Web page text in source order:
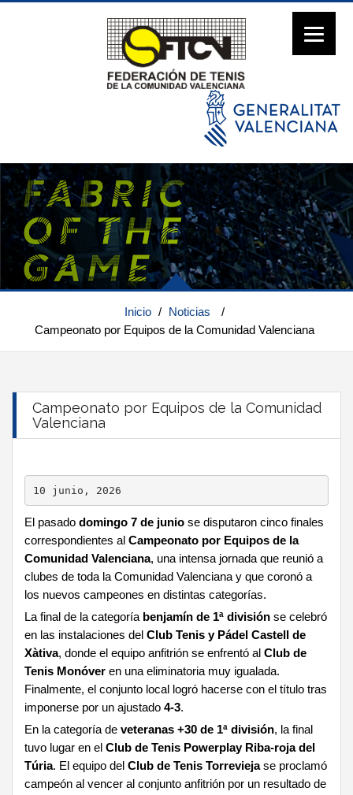
Inicio / Noticias
/
Campeonato por Equipos de la Comunidad Valenciana
Campeonato por Equipos de la Comunidad
Valenciana
10 junio, 2026
El pasado domingo 7 de junio se disputaron cinco finales
correspondientes al Campeonato por Equipos de la
Comunidad Valenciana, una intensa jornada que reunió a
clubes de toda la Comunidad Valenciana y que coronó a
los nuevos campeones en distintas categorías.
La final de la categoría benjamín de 1ª división se celebró
en las instalaciones del Club Tenis y Pádel Castell de
Xàtiva, donde el equipo anfitrión se enfrentó al Club de
Tenis Monóver en una eliminatoria muy igualada.
Finalmente, el conjunto local logró hacerse con el título tras
imponerse por un ajustado 4-3.
En la categoría de veteranas +30 de 1ª división, la final
tuvo lugar en el Club de Tenis Powerplay Riba-roja del
Túria. El equipo del Club de Tenis Torreviejase proclamó
campeón al vencer al conjunto anfitrión por un resultado de